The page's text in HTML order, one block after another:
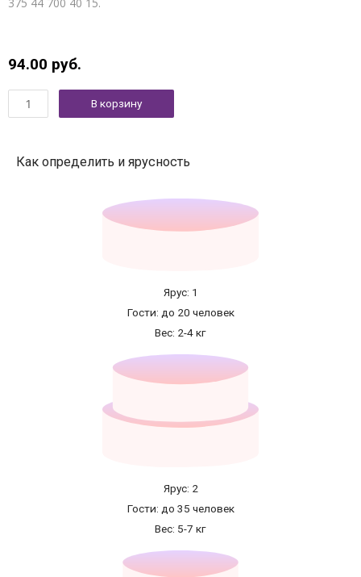
94.00 руб.
В корзину
Как определить и ярусность
Ярус: 1
Гости: до 20 человек
Вес: 2-4 кг
Ярус: 2
Гости: до 35 человек
Вес: 5-7 кг